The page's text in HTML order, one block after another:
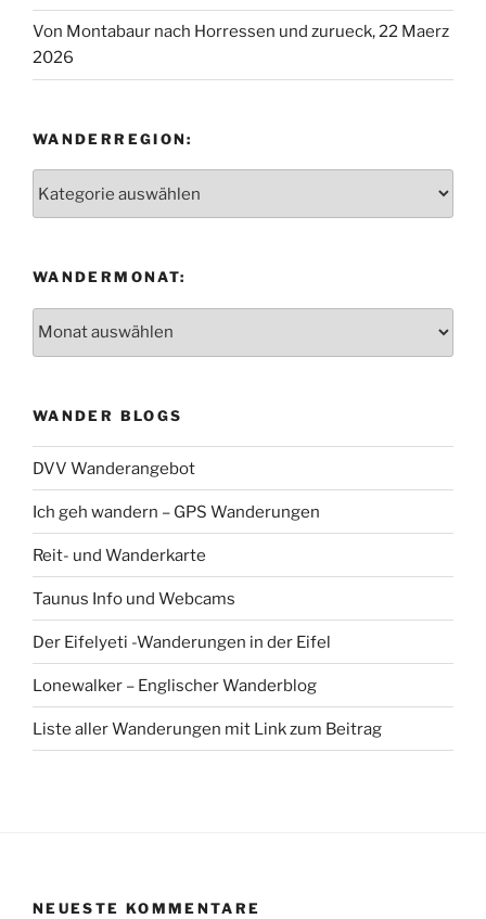
Von Montabaur nach Horressen und zurueck, 22 Maerz
2026
WANDERREGION:
WANDERMONAT:
WANDER BLOGS
DVV Wanderangebot
Ich geh wandern – GPS Wanderungen
Reit- und Wanderkarte
Taunus Info und Webcams
Der Eifelyeti -Wanderungen in der Eifel
Lonewalker – Englischer Wanderblog
Liste aller Wanderungen mit Link zum Beitrag
NEUESTE KOMMENTARE